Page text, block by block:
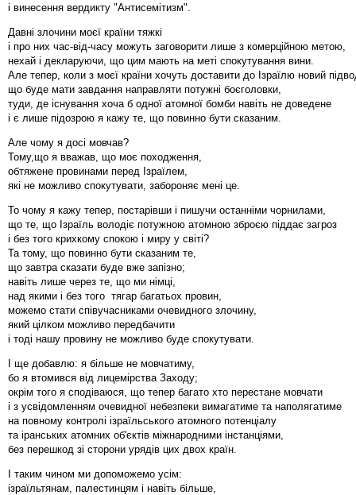
і винесення вердикту "Антисемітизм".
Давні злочини моєї країни тяжкі
і про них час-від-часу можуть заговорити лише з комерційною метою,
нехай і декларуючи, що цим мають на меті спокутування вини.
Але тепер, коли з моєї країни хочуть доставити до Ізраїлю новий
що буде мати завдання направляти потужні боєголовки,
туди, де існування хоча б одної атомної бомби навіть не доведене
і є лише підозрою я кажу те, що повинно бути сказаним.
Але чому я досі мовчав?
Тому,що я вважав, що моє походження,
обтяжене провинами перед Ізраїлем,
які не можливо спокутувати, забороняє мені це.
То чому я кажу тепер, постарівши і пишучи останніми чорнилами,
що те, що Ізраїль володіє потужною атомною зброєю піддає загроз
і без того крихкому спокою і миру у світі?
Та тому, що повинно бути сказаним те,
що завтра сказати буде вже запізно;
навіть лише через те, що ми німці,
над якими і без того тягар багатьох провин,
можемо стати співучасниками очевидного злочину,
який цілком можливо передбачити
і тоді нашу провину не можливо буде спокутувати.
І ще добавлю: я більше не мовчатиму,
бо я втомився від лицемірства Заходу;
окрім того я сподіваюся, що тепер багато хто перестане мовчати
і з усвідомленням очевидної небезпеки вимагатиме та наполягатиме
на повному контролі ізраїльського атомного потенціалу
та іранських атомних об'єктів міжнародними інстанціями,
без перешкод зі сторони урядів цих двох країн.
І таким чином ми допоможемо усім:
ізраїльтянам, палестинцям і навіть більше,